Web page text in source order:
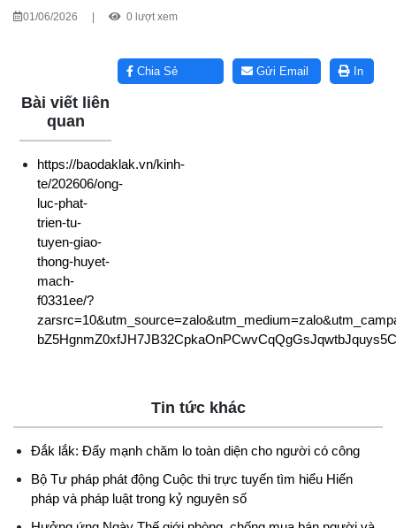
01/06/2026 0 lượt xem
In
Gửi Email
Chia Sẻ
Bài viết liên
quan
https://baodaklak.vn/kinh-
te/202606/ong-
luc-phat-
trien-tu-
tuyen-giao-
thong-huyet-
mach-
f0331ee/?
Tin tức khác
Đắk lắk: Đẩy mạnh chăm lo toàn diện cho người có công
Bộ Tư pháp phát động Cuộc thi trực tuyến tìm hiểu Hiến
pháp và pháp luật trong kỷ nguyên số